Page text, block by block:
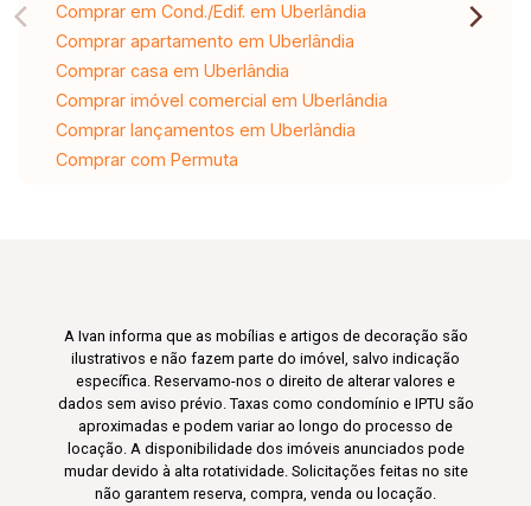
Comprar em Cond./Edif. em Uberlândia
Comprar apartamento em Uberlândia
Comprar casa em Uberlândia
Comprar imóvel comercial em Uberlândia
Comprar lançamentos em Uberlândia
Comprar com Permuta
A Ivan informa que as mobílias e artigos de decoração são
ilustrativos e não fazem parte do imóvel, salvo indicação
específica. Reservamo-nos o direito de alterar valores e
dados sem aviso prévio. Taxas como condomínio e IPTU são
aproximadas e podem variar ao longo do processo de
locação. A disponibilidade dos imóveis anunciados pode
mudar devido à alta rotatividade. Solicitações feitas no site
não garantem reserva, compra, venda ou locação.